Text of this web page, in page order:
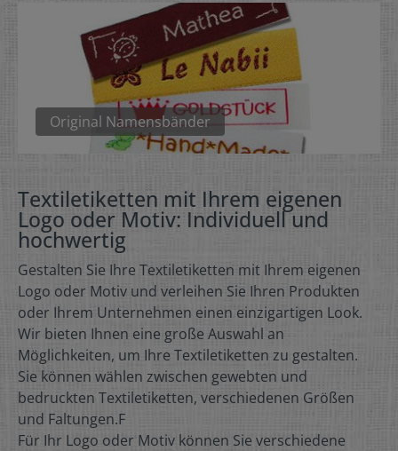
Original Namensbänder
Textiletiketten mit Ihrem eigenen
Logo oder Motiv: Individuell und
hochwertig
Gestalten Sie Ihre Textiletiketten mit Ihrem eigenen
Logo oder Motiv und verleihen Sie Ihren Produkten
oder Ihrem Unternehmen einen einzigartigen Look.
Wir bieten Ihnen eine große Auswahl an
Möglichkeiten, um Ihre Textiletiketten zu gestalten.
Sie können wählen zwischen gewebten und
bedruckten Textiletiketten, verschiedenen Größen
und Faltungen.F
Für Ihr Logo oder Motiv können Sie verschiedene